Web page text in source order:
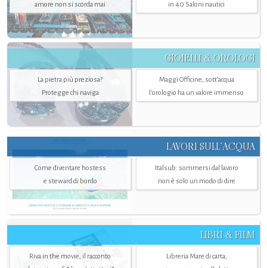
amore non si scorda mai
in 40 Saloni nautici
GIOIELLI & OROLOGI
La pietra più preziosa?
Protegge chi naviga
Maggi Officine, sott’acqua
l'orologio ha un valore immenso
LAVORI SULL’ACQUA
Come diventare hostess
e steward di bordo
Italsub: sommersi dal lavoro
non è solo un modo di dire
LIBRI & FILM
Riva in the movie, il racconto
Libreria Mare di carta,